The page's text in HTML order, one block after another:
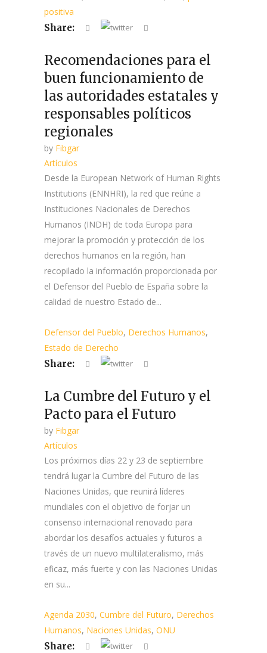
positiva
Share:
Recomendaciones para el
buen funcionamiento de
las autoridades estatales y
responsables políticos
regionales
by Fibgar
Artículos
Desde la European Network of Human Rights
Institutions (ENNHRI), la red que reúne a
Instituciones Nacionales de Derechos
Humanos (INDH) de toda Europa para
mejorar la promoción y protección de los
derechos humanos en la región, han
recopilado la información proporcionada por
el Defensor del Pueblo de España sobre la
calidad de nuestro Estado de...
Defensor del Pueblo, Derechos Humanos,
Estado de Derecho
Share:
La Cumbre del Futuro y el
Pacto para el Futuro
by Fibgar
Artículos
Los próximos días 22 y 23 de septiembre
tendrá lugar la Cumbre del Futuro de las
Naciones Unidas, que reunirá líderes
mundiales con el objetivo de forjar un
consenso internacional renovado para
abordar los desafíos actuales y futuros a
través de un nuevo multilateralismo, más
eficaz, más fuerte y con las Naciones Unidas
en su...
Agenda 2030, Cumbre del Futuro, Derechos
Humanos, Naciones Unidas, ONU
Share: